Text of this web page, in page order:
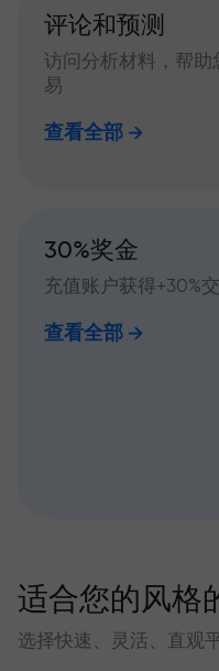
评论和预测
访问分析材料，帮助
易
查看全部
30%奖金
充值账户获得+30%
查看全部
适合您的风格
选择快速、灵活、直观